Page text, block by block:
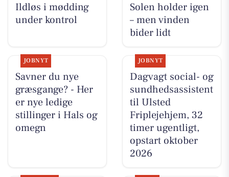
Ildløs i mødding
under kontrol
Solen holder igen
– men vinden
bider lidt
JOBNYT
Savner du nye
græsgange? - Her
er nye ledige
stillinger i Hals og
omegn
JOBNYT
Dagvagt social- og
sundhedsassistent
til Ulsted
Friplejehjem, 32
timer ugentligt,
opstart oktober
2026